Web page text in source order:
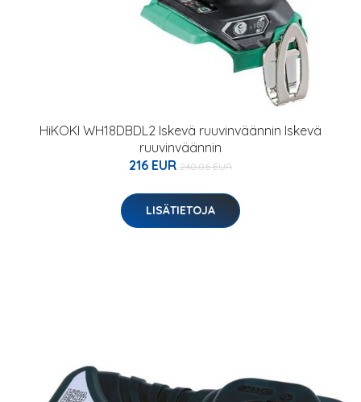
HiKOKI WH18DBDL2 Iskevä ruuvinväännin Iskevä
ruuvinväännin
216 EUR 240.06 EUR
LISÄTIETOJA